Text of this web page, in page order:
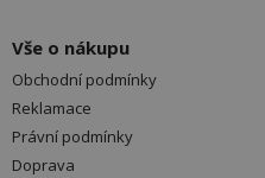
Vše o nákupu
Obchodní podmínky
Reklamace
Právní podmínky
Doprava